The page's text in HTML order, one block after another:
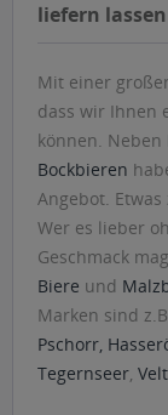
liefern lassen
Mit einer
dass wir Ihnen
können. Neben
Bockbieren
Angebot.
Wer es lieber
Geschmack
Biere und
Marken sind
Pschorr,
Tegernseer,